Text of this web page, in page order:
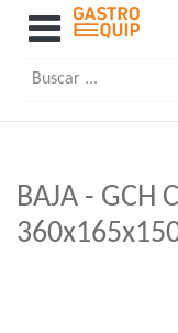
BAJA - GCH